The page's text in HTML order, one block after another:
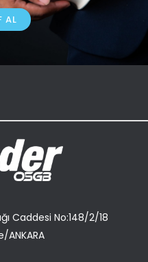
AL
Caddesi No:148/2/18